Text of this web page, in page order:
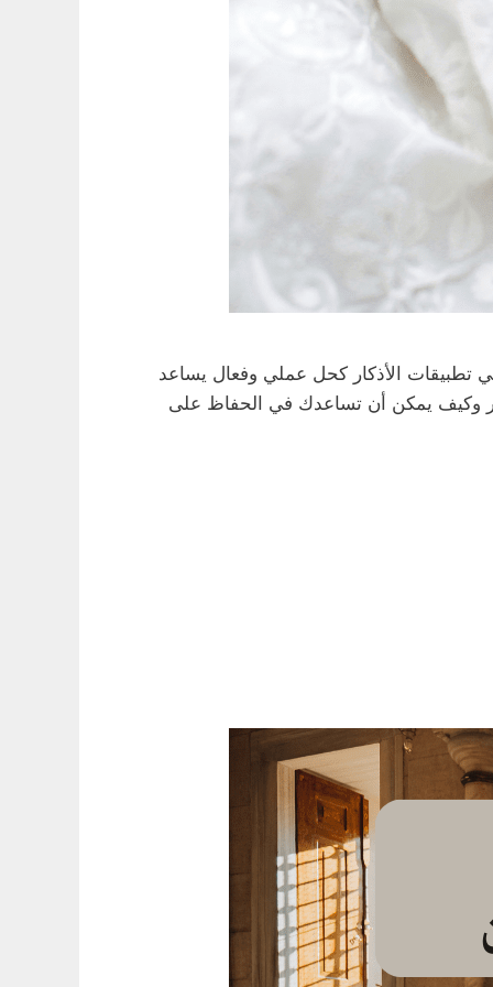
تطبيقات الأذكار كحل عملي وفعال يساعد
وكيف يمكن أن تساعدك في الحفاظ على